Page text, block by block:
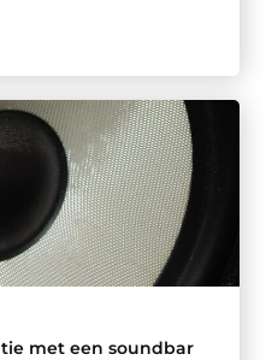
met een soundbar